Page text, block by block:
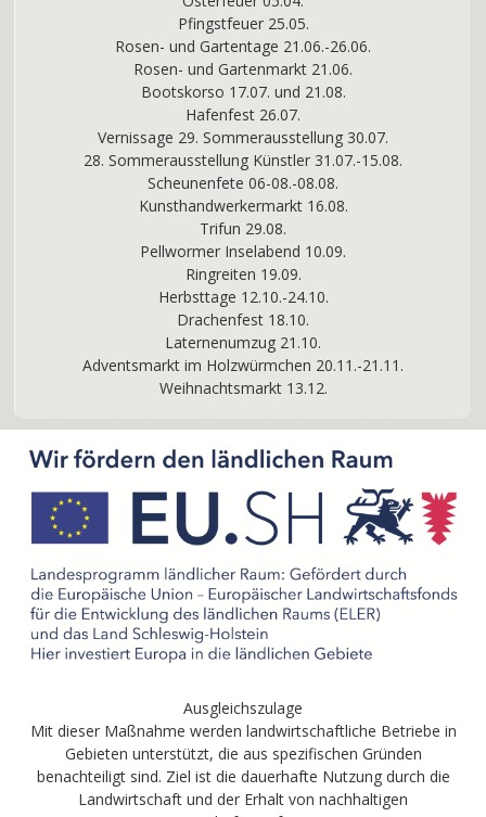
Pfingstfeuer 25.05.
Rosen- und Gartentage 21.06.-26.06.
Rosen- und Gartenmarkt 21.06.
Bootskorso 17.07. und 21.08.
Hafenfest 26.07.
Vernissage 29. Sommerausstellung 30.07.
28. Sommerausstellung Künstler 31.07.-15.08.
Scheunenfete 06-08.-08.08.
Kunsthandwerkermarkt 16.08.
Trifun 29.08.
Pellwormer Inselabend 10.09.
Ringreiten 19.09.
Herbsttage 12.10.-24.10.
Drachenfest 18.10.
Laternenumzug 21.10.
Adventsmarkt im Holzwürmchen 20.11.-21.11.
Weihnachtsmarkt 13.12.
Ausgleichszulage
Mit dieser Maßnahme werden landwirtschaftliche Betriebe in
Gebieten unterstützt, die aus spezifischen Gründen
benachteiligt sind. Ziel ist die dauerhafte Nutzung durch die
Landwirtschaft und der Erhalt von nachhaltigen